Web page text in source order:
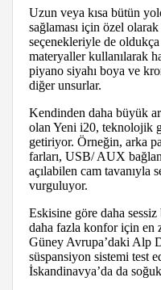
Uzun veya kısa bütün
sağlaması için özel
seçenekleriyle de
materyaller kullanılarak
piyano siyahı boya ve
diğer unsurlar.
Kendinden daha büyük
olan Yeni i20, teknolojik
getiriyor. Örneğin, arka
farları, USB/ AUX
açılabilen cam tavanıyla
vurguluyor.
Eskisine göre daha
daha fazla konfor için en
Güney Avrupa’daki Alp
süspansiyon sistemi test
İskandinavya’da da